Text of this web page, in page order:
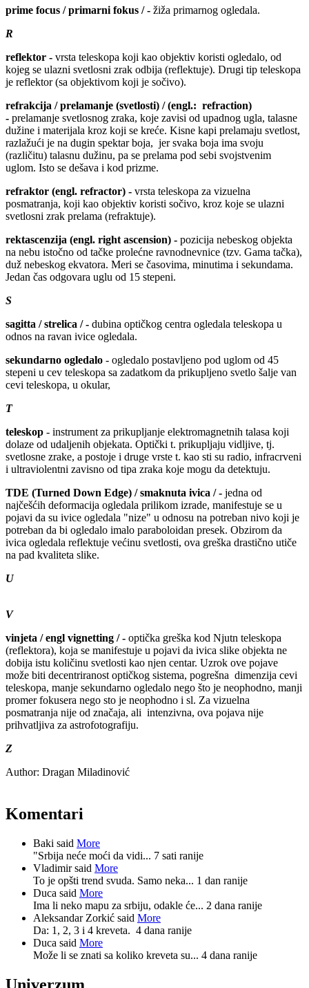
prime focus / primarni fokus / - žiža primarnog ogledala.
R
reflektor - vrsta teleskopa koji kao objektiv koristi ogledalo, od
kojeg se ulazni svetlosni zrak odbija (reflektuje). Drugi tip teleskopa
je reflektor (sa objektivom koji je sočivo).
refrakcija / prelamanje (svetlosti) / (engl.: refraction)
- prelamanje svetlosnog zraka, koje zavisi od upadnog ugla, talasne
dužine i materijala kroz koji se kreće. Kisne kapi prelamaju svetlost,
razlažući je na dugin spektar boja, jer svaka boja ima svoju
(različitu) talasnu dužinu, pa se prelama pod sebi svojstvenim
uglom. Isto se dešava i kod prizme.
refraktor (engl. refractor) - vrsta teleskopa za vizuelna
posmatranja, koji kao objektiv koristi sočivo, kroz koje se ulazni
svetlosni zrak prelama (refraktuje).
rektascenzija (engl. right ascension) - pozicija nebeskog objekta
na nebu istočno od tačke prolećne ravnodnevnice (tzv. Gama tačka),
duž nebeskog ekvatora. Meri se časovima, minutima i sekundama.
Jedan čas odgovara uglu od 15 stepeni.
S
sagitta / strelica / - dubina optičkog centra ogledala teleskopa u
odnos na ravan ivice ogledala.
sekundarno ogledalo - ogledalo postavljeno pod uglom od 45
stepeni u cev teleskopa sa zadatkom da prikupljeno svetlo šalje van
cevi teleskopa, u okular,
T
teleskop - instrument za prikupljanje elektromagnetnih talasa koji
dolaze od udaljenih objekata. Optički t. prikupljaju vidljive, tj.
svetlosne zrake, a postoje i druge vrste t. kao sti su radio, infracrveni
i ultraviolentni zavisno od tipa zraka koje mogu da detektuju.
TDE (Turned Down Edge) / smaknuta ivica / - jedna od
najčešćih deformacija ogledala prilikom izrade, manifestuje se u
pojavi da su ivice ogledala "nize" u odnosu na potreban nivo koji je
potreban da bi ogledalo imalo paraboloidan presek. Obzirom da
ivica ogledala reflektuje većinu svetlosti, ova greška drastično utiče
na pad kvaliteta slike.
U
V
vinjeta / engl vignetting / - optička greška kod Njutn teleskopa
(reflektora), koja se manifestuje u pojavi da ivica slike objekta ne
dobija istu količinu svetlosti kao njen centar. Uzrok ove pojave
može biti decentriranost optičkog sistema, pogrešna dimenzija cevi
teleskopa, manje sekundarno ogledalo nego što je neophodno, manji
promer fokusera nego sto je neophodno i sl. Za vizuelna
posmatranja nije od značaja, ali intenzivna, ova pojava nije
prihvatljiva za astrofotografiju.
Z
Author: Dragan Miladinović
Komentari
Baki said More
"Srbija neće moći da vidi... 7 sati ranije
Vladimir said More
To je opšti trend svuda. Samo neka... 1 dan ranije
Duca said More
Ima li neko mapu za srbiju, odakle će... 2 dana ranije
Aleksandar Zorkić said More
Da: 1, 2, 3 i 4 kreveta. 4 dana ranije
Duca said More
Može li se znati sa koliko kreveta su... 4 dana ranije
Univerzum